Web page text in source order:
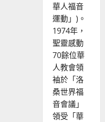
華人福音
運動」)。
1974年，
聖靈感動
70餘位華
人教會領
袖於「洛
桑世界福
音會議」
領受「華